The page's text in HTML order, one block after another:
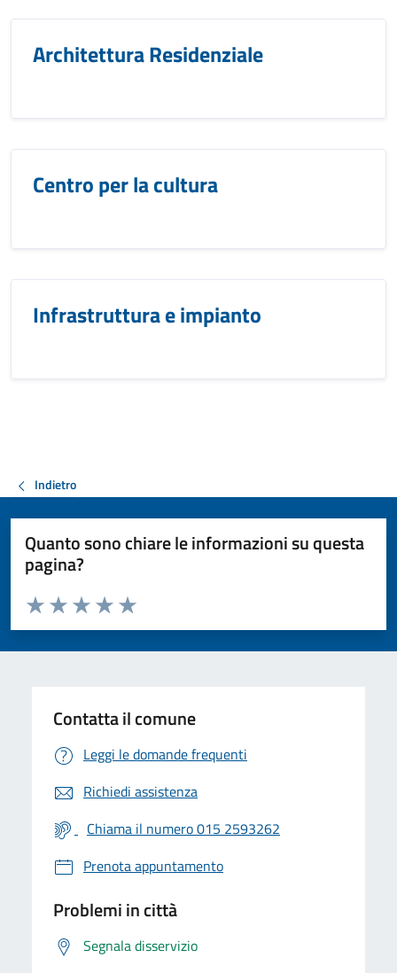
Architettura Residenziale
Centro per la cultura
Infrastruttura e impianto
Indietro
Quanto sono chiare le informazioni su questa
pagina?
Valuta da 1 a 5 stelle la pagina
Valuta 5 stelle su 5
Valuta 4 stelle su 5
Valuta 3 stelle su 5
Valuta 2 stelle su 5
Valuta 1 stelle su 5
Contatta il comune
Leggi le domande frequenti
Richiedi assistenza
Chiama il numero 015 2593262
Prenota appuntamento
Problemi in città
Segnala disservizio